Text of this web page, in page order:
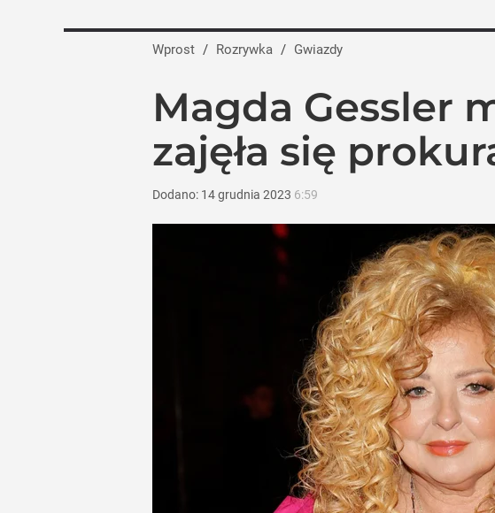
Wprost / Rozrywka / Gwiazdy
Magda Gessler
zajęła się
Dodano: 14grudnia 2023 6:59